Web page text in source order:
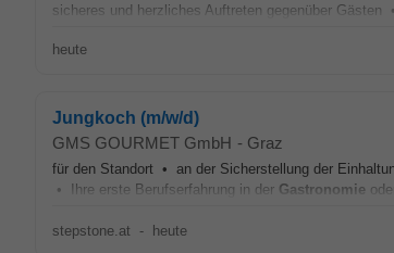
sicheres und herzliches Auftreten gegenüber Gästen
heute
Jungkoch (m/w/d)
GMS GOURMET GmbH - Graz
für den Standort • an der Sicherstellung der
• Ihre erste Berufserfahrung in der Gastronomie
stepstone.at - heute